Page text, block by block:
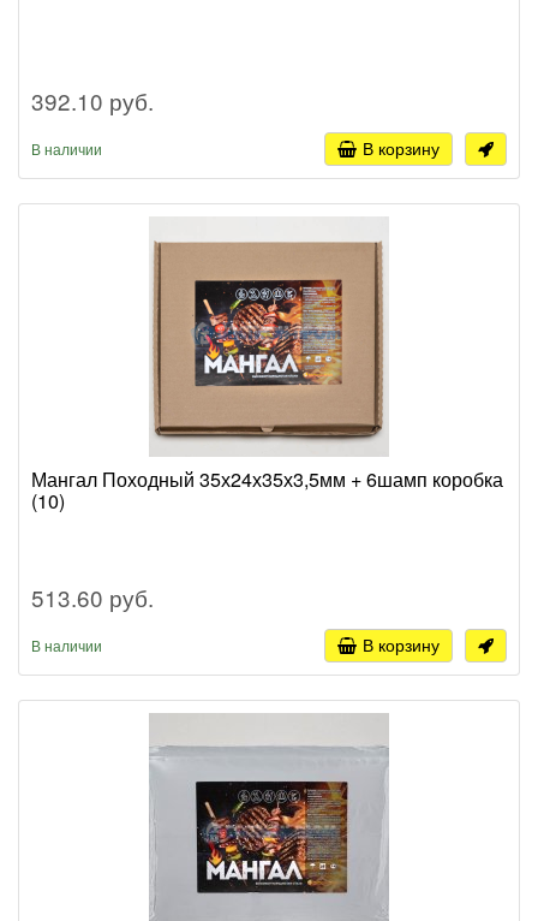
392.10 руб.
В наличии В корзину
Мангал Походный 35х24х35х3,5мм + 6шамп коробка
(10)
513.60 руб.
В наличии В корзину